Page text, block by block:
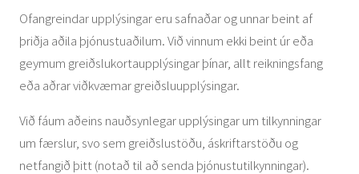
Ofangreindar upplýsingar eru safnaðar og unnar beint af
þriðja aðila þjónustuaðilum. Við vinnum ekki beint úr eða
geymum greiðslukortaupplýsingar þínar, allt reikningsfang
eða aðrar viðkvæmar greiðsluupplýsingar.
Við fáum aðeins nauðsynlegar upplýsingar um tilkynningar
um færslur, svo sem greiðslustöðu, áskriftarstöðu og
netfangið þitt (notað til að senda þjónustutilkynningar).